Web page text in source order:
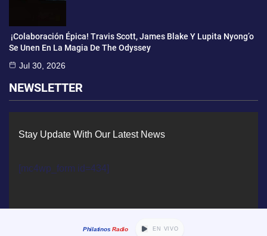
¡Colaboración Épica! Travis Scott, James Blake Y Lupita Nyong’o
Se Unen En La Magia De The Odyssey
Jul 30, 2026
NEWSLETTER
Stay Update With Our Latest News
[mc4wp_form id=434]
Philatinos Radio EN VIVO